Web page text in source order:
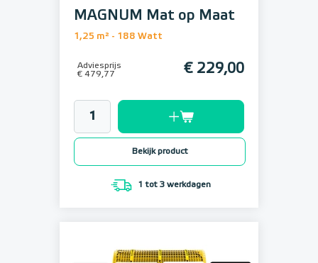
MAGNUM Mat op Maat
1,25 m² - 188 Watt
Adviesprijs
€ 479,77
€ 229,00
Bekijk product
1 tot 3 werkdagen